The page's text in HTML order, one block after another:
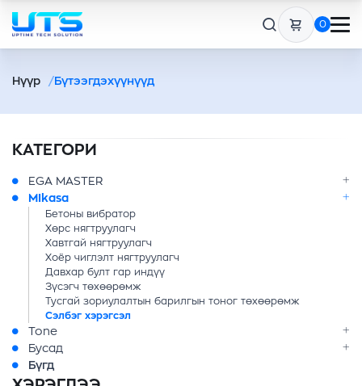
0
Нүүр Бүтээгдэхүүнүүд
КАТЕГОРИ
EGA MASTER
MIkasa
Бетоны вибратор
Хөрс нягтруулагч
Хавтгай нягтруулагч
Хоёр чиглэлт нягтруулагч
Давхар булт гар индүү
Зүсэгч төхөөрөмж
Тусгай зориулалтын барилгын тоног төхөөрөмж
Сэлбэг хэрэгсэл
Tone
Бусад
Бүгд